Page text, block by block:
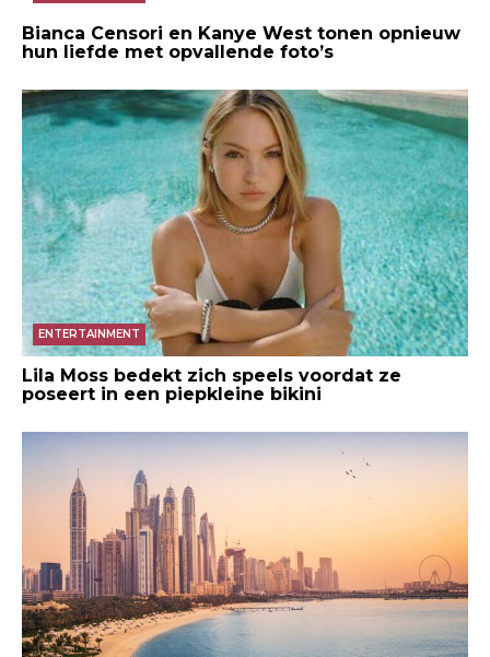
Bianca Censori en Kanye West tonen opnieuw
hun liefde met opvallende foto’s
ENTERTAINMENT
Lila Moss bedekt zich speels voordat ze
poseert in een piepkleine bikini